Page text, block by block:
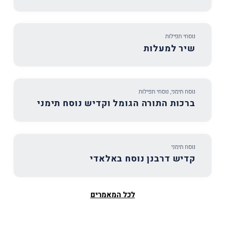
נוסחי תפילות
שיר למעלות
נוסח תימני, נוסחי תפילות
ברכות התורה הגומל וקדיש נוסח תימני
נוסח תימני
קדיש דרבנן נוסח באלאדי
לכל המאמרים